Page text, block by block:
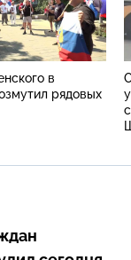
в
рядовых